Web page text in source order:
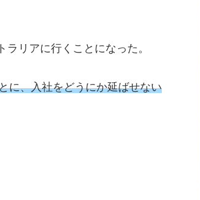
リアに行くことになった。
に、入社をどうにか延ばせない